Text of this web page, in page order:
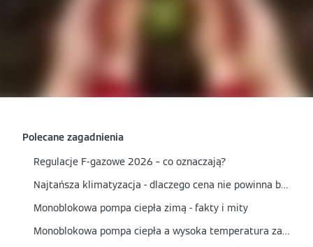
Polecane zagadnienia
Regulacje F-gazowe 2026 – co oznaczają?
Najtańsza klimatyzacja - dlaczego cena nie powinna być jedynym kryterium wyboru?
Monoblokowa pompa ciepła zimą - fakty i mity
Monoblokowa pompa ciepła a wysoka temperatura zasilania - czy nadaje się do grzejników?